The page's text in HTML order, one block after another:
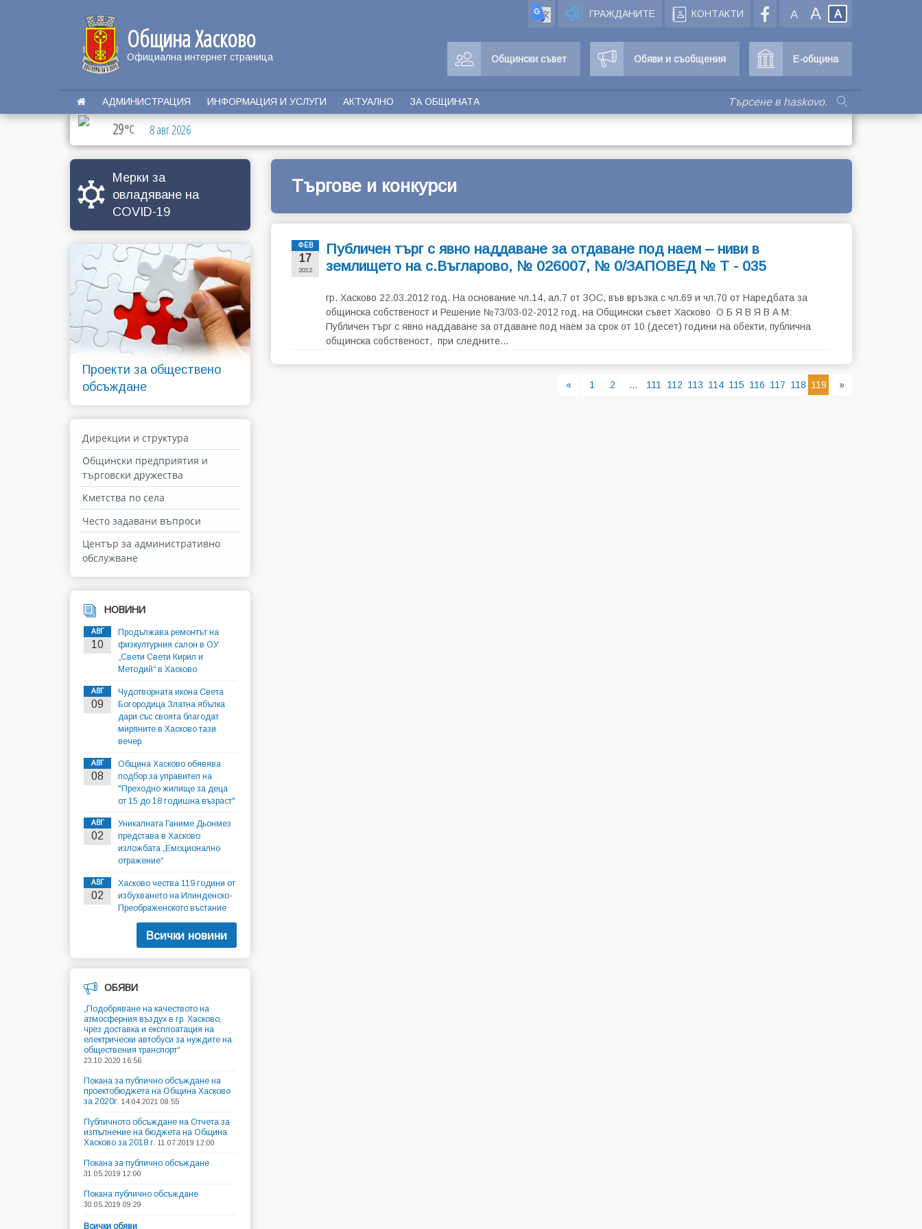
Община Хасково
Официална интернет страница
ГРАЖДАНИТЕ КОНТАКТИ A A A
Е-община
Обяви и съобщения
Общински съвет
АДМИНИСТРАЦИЯ ИНФОРМАЦИЯ И УСЛУГИ АКТУАЛНО ЗА ОБЩИНАТА
29°C 8 авг 2026
Търгове и конкурси
ФЕВ
17
2012
Публичен търг с явно наддаване за отдаване под наем – ниви в
землището на с.Въгларово, № 026007, № 0/ЗАПОВЕД № Т - 035
гр. Хасково 22.03.2012 год. На основание чл.14, ал.7 от ЗОС, във връзка с чл.69 и чл.70 от Наредбата за
общинска собственост и Решение №73/03-02-2012 год. на Общински съвет Хасково О Б Я В Я В А М:
Публичен търг с явно наддаване за отдаване под наем за срок от 10 (десет) години на обекти, публична
общинска собственост, при следните...
« 1 2 ... 111 112 113 114 115 116 117 118 119 »
Мерки за
овладяване на
COVID-19
Проекти за обществено
обсъждане
Дирекции и структура
Общински предприятия и
търговски дружества
Кметства по села
Често задавани въпроси
Център за административно
обслужване
НОВИНИ
АВГ
10
Продължава ремонтът на
физкултурния салон в ОУ
„Свети Свети Кирил и
Методий“ в Хасково
АВГ
09
Чудотворната икона Света
Богородица Златна ябълка
дари със своята благодат
миряните в Хасково тази
вечер
АВГ
08
Община Хасково обявява
подбор за управител на
"Преходно жилище за деца
от 15 до 18 годишна възраст"
АВГ
02
Уникалната Ганиме Дьонмез
представа в Хасково
изложбата „Емоционално
отражение“
АВГ
02
Хасково чества 119 години от
избухването на Илинденско-
Преображенското въстание
Всички новини
ОБЯВИ
„Подобряване на качеството на
атмосферния въздух в гр. Хасково,
чрез доставка и експлоатация на
електрически автобуси за нуждите на
обществения транспорт“
23.10.2020 16:56
Покана за публично обсъждане на
проектобюджета на Община Хасково
за 2020г. 14.04.2021 08:55
Публичното обсъждане на Отчета за
изпълнение на бюджета на Община
Хасково за 2018 г. 11.07.2019 12:00
Покана за публично обсъждане
31.05.2019 12:00
Покана публично обсъждане
30.05.2019 09:29
Всички обяви